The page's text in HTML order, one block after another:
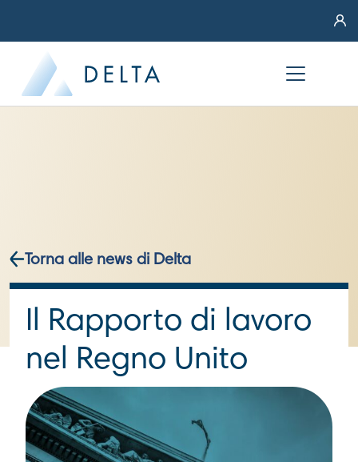
Torna alle news di Delta
Il Rapporto di lavoro
nel Regno Unito